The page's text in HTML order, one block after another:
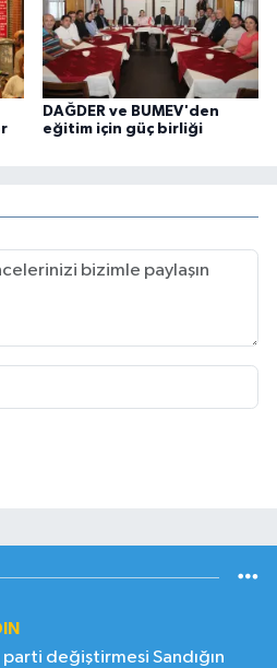
DAĞDER ve BUMEV'den
eğitim için güç birliği
değiştirmesi Sandığın